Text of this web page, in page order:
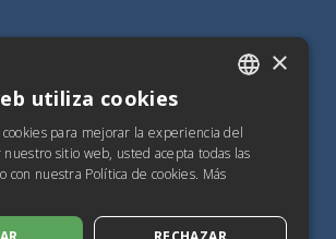
ENGLISH
×
utiliza cookies
cookies para mejorar la experiencia del
sitio web, usted acepta todas las
con nuestra Política de cookies. Más